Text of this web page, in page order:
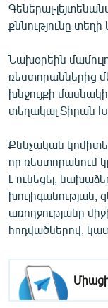
English
ՀԵՏԵՎԵՔ ՄԵԶ
«Ազատության»
Գեներալ-
քննությունը
Նախօրեին
ռեստորաններից
խնջույքի
տեղակալ Տիրան
Քննչական
որ ռեստորանում
է ունեցել,
խուլիգանության,
առողջությանը
հոդվածներով,